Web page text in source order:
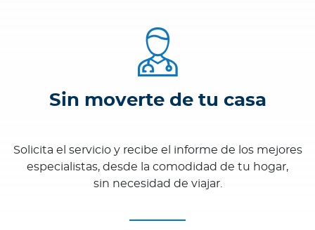
Sin moverte de tu casa
Solicita el servicio y recibe el informe de los mejores
especialistas, desde la comodidad de tu hogar,
sin necesidad de viajar.